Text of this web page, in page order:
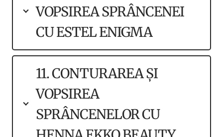
VOPSIREA SPRÂNCENEI
CU ESTEL ENIGMA
11. CONTURAREA ȘI
VOPSIREA
SPRÂNCENELOR CU